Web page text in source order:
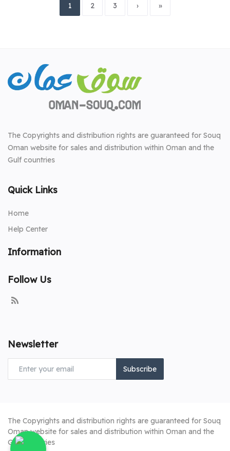
1 2 3 › »
The Copyrights and distribution rights are guaranteed for Souq
Oman website for sales and distribution within Oman and the
Gulf countries
Quick Links
Home
Help Center
Information
Follow Us
Newsletter
Subscribe
The Copyrights and distribution rights are guaranteed for Souq
Oman website for sales and distribution within Oman and the
Gulf countries